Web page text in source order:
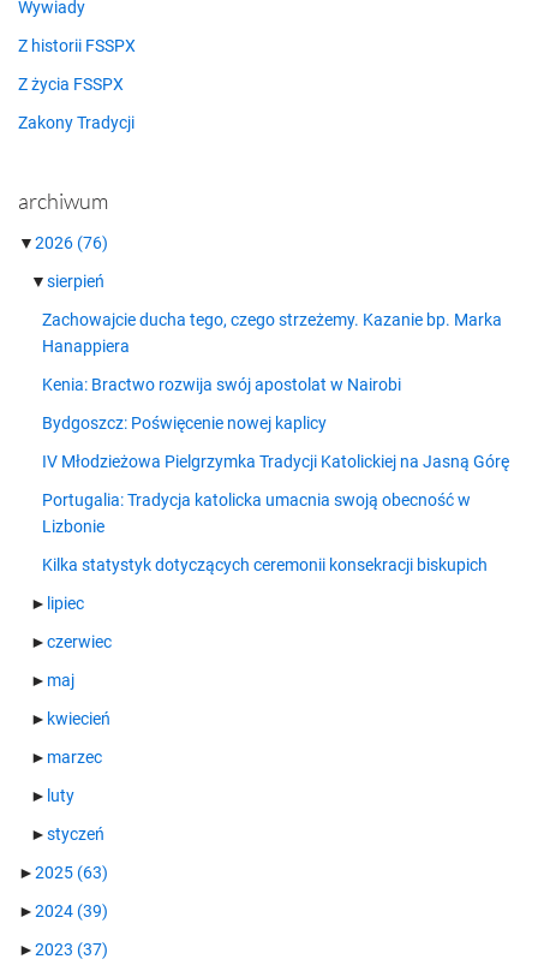
Wywiady
Z historii FSSPX
Z życia FSSPX
Zakony Tradycji
archiwum
▼2026 (76)
▼sierpień
Zachowajcie ducha tego, czego strzeżemy. Kazanie bp. Marka
Hanappiera
Kenia: Bractwo rozwija swój apostolat w Nairobi
Bydgoszcz: Poświęcenie nowej kaplicy
IV Młodzieżowa Pielgrzymka Tradycji Katolickiej na Jasną Górę
Portugalia: Tradycja katolicka umacnia swoją obecność w
Lizbonie
Kilka statystyk dotyczących ceremonii konsekracji biskupich
► lipiec
►czerwiec
► maj
► kwiecień
► marzec
► luty
►styczeń
►2025 (63)
►2024 (39)
►2023 (37)